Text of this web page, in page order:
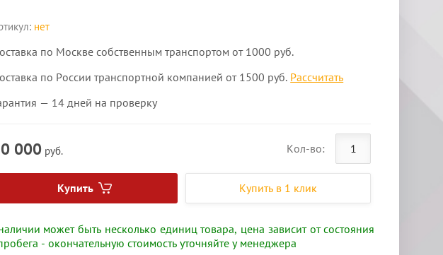
нет
по Москве собственным транспортом от 1000 руб.
по России транспортной компанией от 1500 руб. Рассчитать
— 14 дней на проверку
000 руб. Кол-во:
Купить Купить в 1 клик
может быть несколько единиц товара, цена зависит от состояния
- окончательную стоимость уточняйте у менеджера